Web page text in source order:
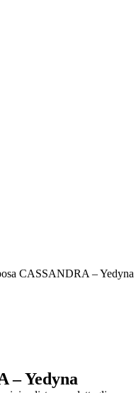
CASSANDRA – Yedyna
– Yedyna